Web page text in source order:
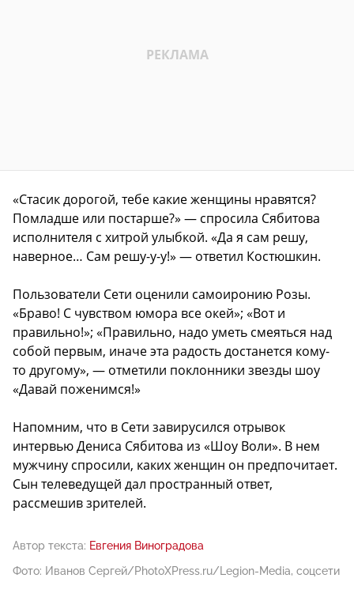
«Стасик дорогой, тебе какие женщины нравятся?
Помладше или постарше?» — спросила Сябитова
исполнителя с хитрой улыбкой. «Да я сам решу,
наверное… Сам решу-у-у!» — ответил Костюшкин.
Пользователи Сети оценили самоиронию Розы.
«Браво! С чувством юмора все окей»; «Вот и
правильно!»; «Правильно, надо уметь смеяться над
собой первым, иначе эта радость достанется кому-
то другому», — отметили поклонники звезды шоу
«Давай поженимся!»
Напомним, что в Сети завирусился отрывок
интервью Дениса Сябитова из «Шоу Воли». В нем
мужчину спросили, каких женщин он предпочитает.
Сын телеведущей дал пространный ответ,
рассмешив зрителей.
Автор текста: Евгения Виноградова
Фото: Иванов Сергей/PhotoXPress.ru/Legion-Media, соцсети